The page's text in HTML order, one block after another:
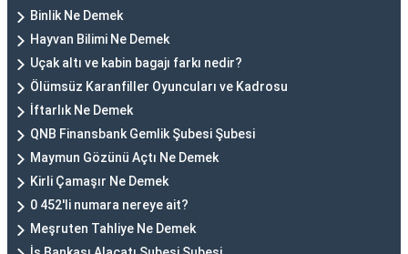
Binlik Ne Demek
Hayvan Bilimi Ne Demek
Uçak altı ve kabin bagajı farkı nedir?
Ölümsüz Karanfiller Oyuncuları ve Kadrosu
İftarlık Ne Demek
QNB Finansbank Gemlik Şubesi Şubesi
Maymun Gözünü Açtı Ne Demek
Kirli Çamaşır Ne Demek
0 452'li numara nereye ait?
Meşruten Tahliye Ne Demek